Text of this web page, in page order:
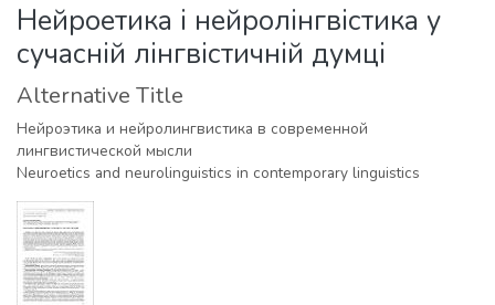
All of DSpace
Statistics
Нейроетика і нейролінгвістика у
сучасній лінгвістичній думці
Alternative Title
Нейроэтика и нейролингвистика в современной
лингвистической мысли
Neuroetics and neurolinguistics in contemporary linguistics